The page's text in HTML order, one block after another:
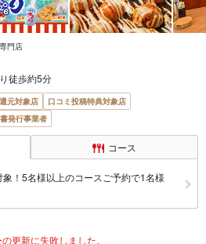
門店
徒歩約5分
元対象店
口コミ投稿特典対象店
発行事業者
コース
象！5名様以上のコースご予約で1名様
更新に失敗しました。